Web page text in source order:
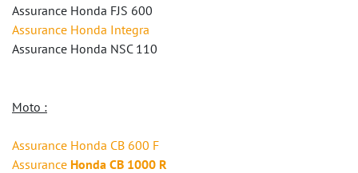
Assurance Honda FJS 600
Assurance Honda Integra
Assurance Honda NSC 110
Moto :
Assurance Honda CB 600 F
Assurance Honda CB 1000 R